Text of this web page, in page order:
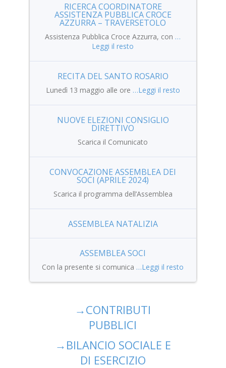
RICERCA COORDINATORE
ASSISTENZA PUBBLICA CROCE
AZZURRA – TRAVERSETOLO
Assistenza Pubblica Croce Azzurra, con …
Leggi il resto
RECITA DEL SANTO ROSARIO
Lunedì 13 maggio alle ore …Leggi il resto
NUOVE ELEZIONI CONSIGLIO
DIRETTIVO
Scarica il Comunicato
CONVOCAZIONE ASSEMBLEA DEI
SOCI (APRILE 2024)
Scarica il programma dell’Assemblea
ASSEMBLEA NATALIZIA
ASSEMBLEA SOCI
Con la presente si comunica …Leggi il resto
→CONTRIBUTI
PUBBLICI
→ BILANCIO SOCIALE E
DI ESERCIZIO